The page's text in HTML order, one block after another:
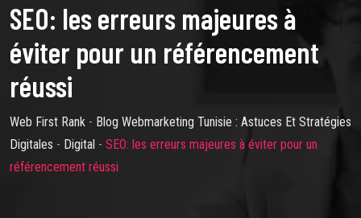
SEO: les erreurs majeures à
éviter pour un référencement
réussi
Web First Rank - Blog Webmarketing Tunisie : Astuces Et Stratégies
Digitales - Digital - SEO: les erreurs majeures à éviter pour un
référencement réussi